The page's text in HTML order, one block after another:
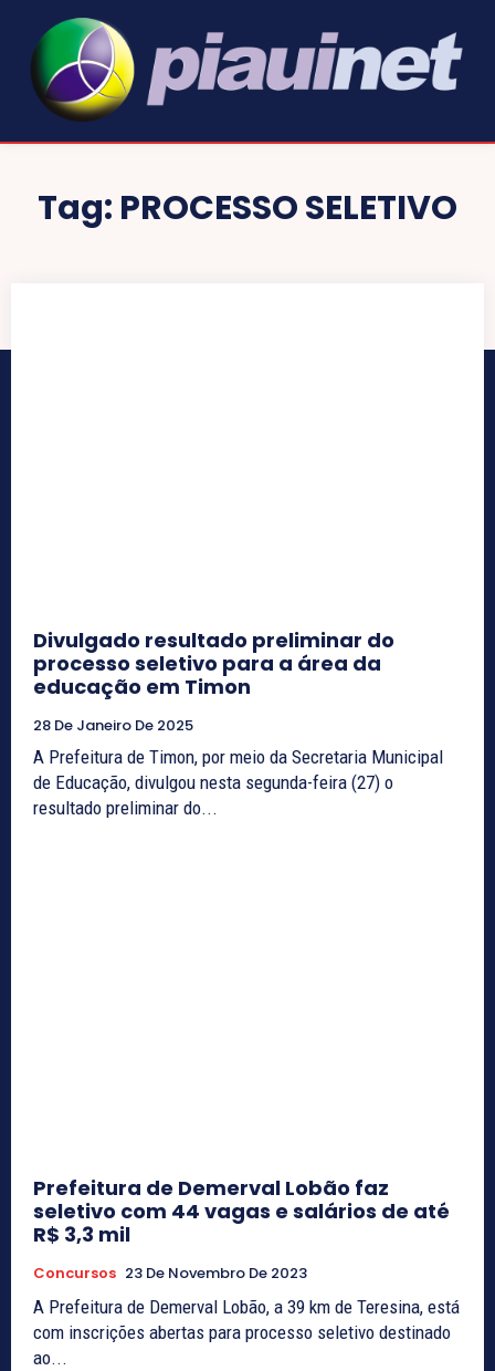
Tag: PROCESSO SELETIVO
Divulgado resultado preliminar do
processo seletivo para a área da
educação em Timon
28 De Janeiro De 2025
A Prefeitura de Timon, por meio da Secretaria Municipal
de Educação, divulgou nesta segunda-feira (27) o
resultado preliminar do...
Prefeitura de Demerval Lobão faz
seletivo com 44 vagas e salários de até
R$ 3,3 mil
Concursos 23 De Novembro De 2023
A Prefeitura de Demerval Lobão, a 39 km de Teresina, está
com inscrições abertas para processo seletivo destinado
ao...